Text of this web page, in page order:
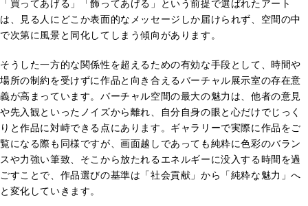
「買ってあげる」「飾ってあげる」という前提で選ばれたアート
は、見る人にどこか表面的なメッセージしか届けられず、空間の中
で次第に風景と同化してしまう傾向があります。
そうした一方的な関係性を超えるための有効な手段として、時間や
場所の制約を受けずに作品と向き合えるバーチャル展示室の存在意
義が高まっています。バーチャル空間の最大の魅力は、他者の意見
や先入観といったノイズから離れ、自分自身の眼と心だけでじっく
りと作品に対峙できる点にあります。ギャラリーで実際に作品をご
覧になる際も同様ですが、画面越しであっても純粋に色彩のバラン
スや力強い筆致、そこから放たれるエネルギーに没入する時間を過
ごすことで、作品選びの基準は「社会貢献」から「純粋な魅力」へ
と変化していきます。